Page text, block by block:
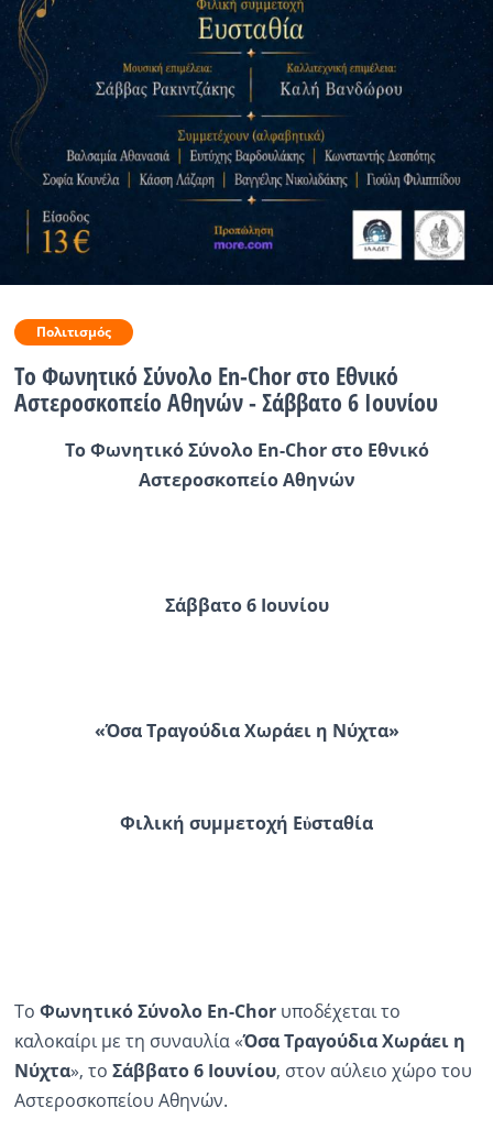
Εκπομπές
Πολιτισμός
Πολιτισμός
Το Φωνητικό Σύνολο En-Chor στο Εθνικό
Αστεροσκοπείο Αθηνών - Σάββατο 6 Ιουνίου
Το Φωνητικό Σύνολο En-Chorστο Εθνικό
Αστεροσκοπείο Αθηνών
Σάββατο 6 Ιουνίου
«Όσα Τραγούδια Χωράει η Νύχτα»
Φιλική συμμετοχή Εὐσταθία
Το Φωνητικό Σύνολο En-Chor υποδέχεται το
καλοκαίρι με τη συναυλία «Όσα Τραγούδια Χωράει η
Νύχτα», το Σάββατο 6 Ιουνίου, στον αύλειο χώρο του
Αστεροσκοπείου Αθηνών.